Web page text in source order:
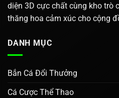
diện 3D cực chất cùng kho trò
thăng hoa cảm xúc cho cộng
DANH MỤC
Bắn Cá Đổi Thưởng
Cá Cược Thể Thao